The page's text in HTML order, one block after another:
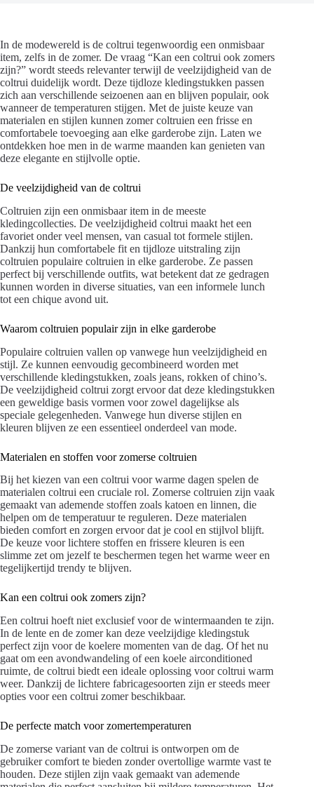
In de modewereld is de coltrui tegenwoordig een onmisbaar
item, zelfs in de zomer. De vraag “Kan een coltrui ook zomers
zijn?” wordt steeds relevanter terwijl de veelzijdigheid van de
coltrui duidelijk wordt. Deze tijdloze kledingstukken passen
zich aan verschillende seizoenen aan en blijven populair, ook
wanneer de temperaturen stijgen. Met de juiste keuze van
materialen en stijlen kunnen zomer coltruien een frisse en
comfortabele toevoeging aan elke garderobe zijn. Laten we
ontdekken hoe men in de warme maanden kan genieten van
deze elegante en stijlvolle optie.
De veelzijdigheid van de coltrui
Coltruien zijn een onmisbaar item in de meeste
kledingcollecties. De veelzijdigheid coltrui maakt het een
favoriet onder veel mensen, van casual tot formele stijlen.
Dankzij hun comfortabele fit en tijdloze uitstraling zijn
coltruien populaire coltruien in elke garderobe. Ze passen
perfect bij verschillende outfits, wat betekent dat ze gedragen
kunnen worden in diverse situaties, van een informele lunch
tot een chique avond uit.
Waarom coltruien populair zijn in elke garderobe
Populaire coltruien vallen op vanwege hun veelzijdigheid en
stijl. Ze kunnen eenvoudig gecombineerd worden met
verschillende kledingstukken, zoals jeans, rokken of chino’s.
De veelzijdigheid coltrui zorgt ervoor dat deze kledingstukken
een geweldige basis vormen voor zowel dagelijkse als
speciale gelegenheden. Vanwege hun diverse stijlen en
kleuren blijven ze een essentieel onderdeel van mode.
Materialen en stoffen voor zomerse coltruien
Bij het kiezen van een coltrui voor warme dagen spelen de
materialen coltrui een cruciale rol. Zomerse coltruien zijn vaak
gemaakt van ademende stoffen zoals katoen en linnen, die
helpen om de temperatuur te reguleren. Deze materialen
bieden comfort en zorgen ervoor dat je cool en stijlvol blijft.
De keuze voor lichtere stoffen en frissere kleuren is een
slimme zet om jezelf te beschermen tegen het warme weer en
tegelijkertijd trendy te blijven.
Kan een coltrui ook zomers zijn?
Een coltrui hoeft niet exclusief voor de wintermaanden te zijn.
In de lente en de zomer kan deze veelzijdige kledingstuk
perfect zijn voor de koelere momenten van de dag. Of het nu
gaat om een avondwandeling of een koele airconditioned
ruimte, de coltrui biedt een ideale oplossing voor coltrui warm
weer. Dankzij de lichtere fabricagesoorten zijn er steeds meer
opties voor een coltrui zomer beschikbaar.
De perfecte match voor zomertemperaturen
De zomerse variant van de coltrui is ontworpen om de
gebruiker comfort te bieden zonder overtollige warmte vast te
houden. Deze stijlen zijn vaak gemaakt van ademende